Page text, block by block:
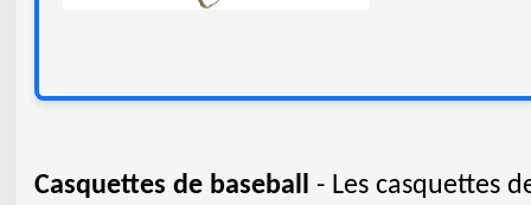
Casquettes de baseball - Les casquettes